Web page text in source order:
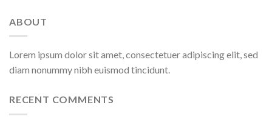
ABOUT
Lorem ipsum dolor sit amet, consectetuer adipiscing elit, sed
diam nonummy nibh euismod tincidunt.
RECENT COMMENTS